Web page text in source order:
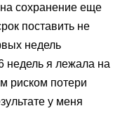
сохранение еще
поставить не
недель
недель я лежала на
риском потери
у меня